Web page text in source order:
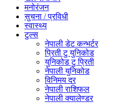
मनोरंजन
सुचना / प्रविधी
स्वास्थ्य
टुल्स
नेपाली डेट कन्भर्टर
प्रिती टु युनिकोड
युनिकोड टु प्रिती
नेपाली युनिकोड
विनिमय दर
नेपाली राशिफल
नेपाली क्यालेण्डर